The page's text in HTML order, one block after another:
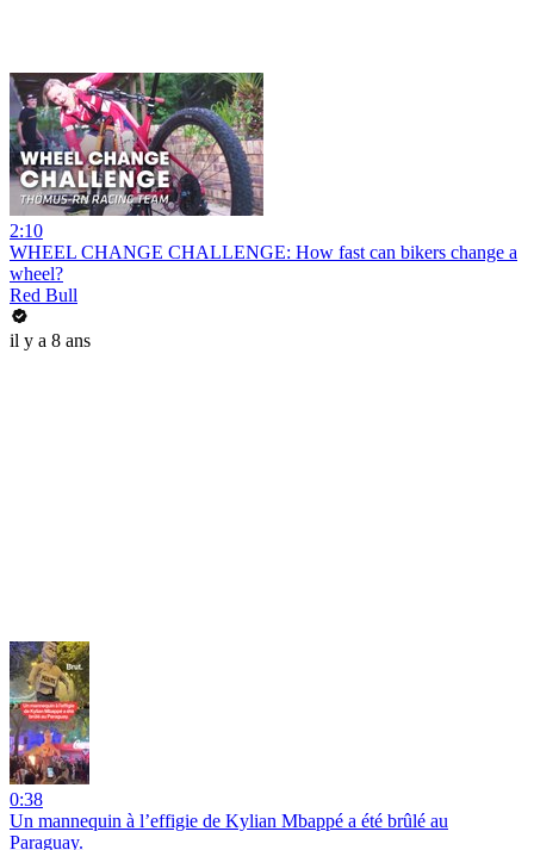
2:10
WHEEL CHANGE CHALLENGE: How fast can bikers change a
wheel?
Red Bull
il y a 8 ans
0:38
Un mannequin à l’effigie de Kylian Mbappé a été brûlé au
Paraguay.